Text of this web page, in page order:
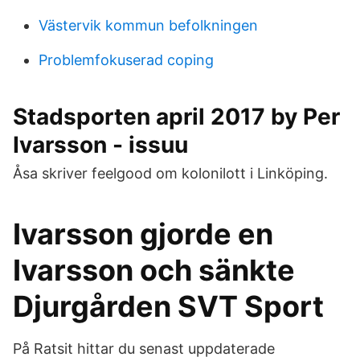
Västervik kommun befolkningen
Problemfokuserad coping
Stadsporten april 2017 by Per
Ivarsson - issuu
Åsa skriver feelgood om kolonilott i Linköping.
Ivarsson gjorde en
Ivarsson och sänkte
Djurgården SVT Sport
På Ratsit hittar du senast uppdaterade